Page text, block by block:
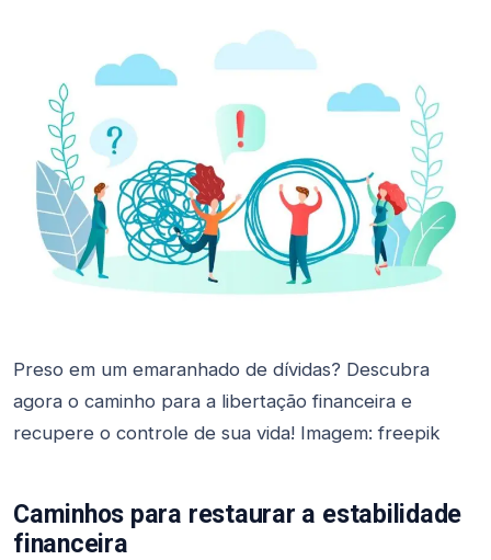
Preso em um emaranhado de dívidas? Descubra
agora o caminho para a libertação financeira e
recupere o controle de sua vida! Imagem: freepik
Caminhos para restaurar a estabilidade
financeira